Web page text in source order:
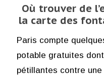
Où trouver de
la carte des
Paris compte
potable gratuites
pétillantes contre